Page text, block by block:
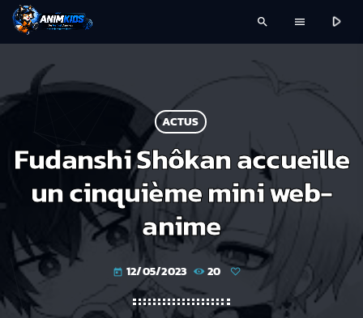
search menu play_arrow
ACTUS
Fudanshi Shôkan accueille
un cinquième mini web-
anime
today 12/05/2023 20